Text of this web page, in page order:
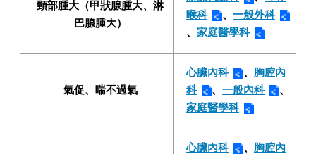
頸部腫大（甲狀腺腫大、淋
巴腺腫大）
喉科
、 一般外科
、 家庭醫學科
氣促、喘不過氣
心臟內科 、 胸腔內
科
、 一般內科
、
家庭醫學科
心臟內科 、 胸腔內